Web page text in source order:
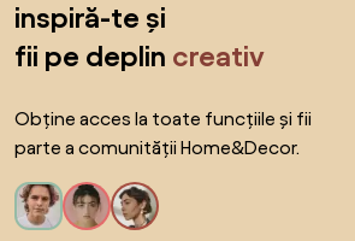
inspiră-te și
fii pe deplin creativ
Obține acces la toate funcțiile și fii
parte a comunității Home&Decor.